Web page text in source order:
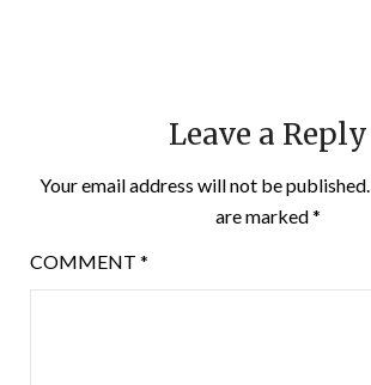
Leave a Reply
Your email address will not be published.
are marked*
COMMENT *